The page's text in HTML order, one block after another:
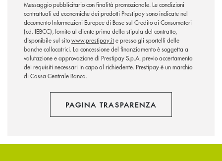
Messaggio pubblicitario con finalità promozionale. Le condizioni
contrattuali ed economiche dei prodotti Prestipay sono indicate nel
documento Informazioni Europee di Base sul Credito ai Consumatori
(cd. IEBCC), fornito al cliente prima della stipula del contratto,
disponibile sul sitowww.prestipay.ite presso gli sportelli delle
banche collocatrici. La concessione del finanziamento è soggetta a
valutazione e approvazione di Prestipay S.p.A. previo accertamento
dei requisiti necessari in capo al richiedente. Prestipay è un marchio
di Cassa Centrale Banca.
PAGINA TRASPARENZA